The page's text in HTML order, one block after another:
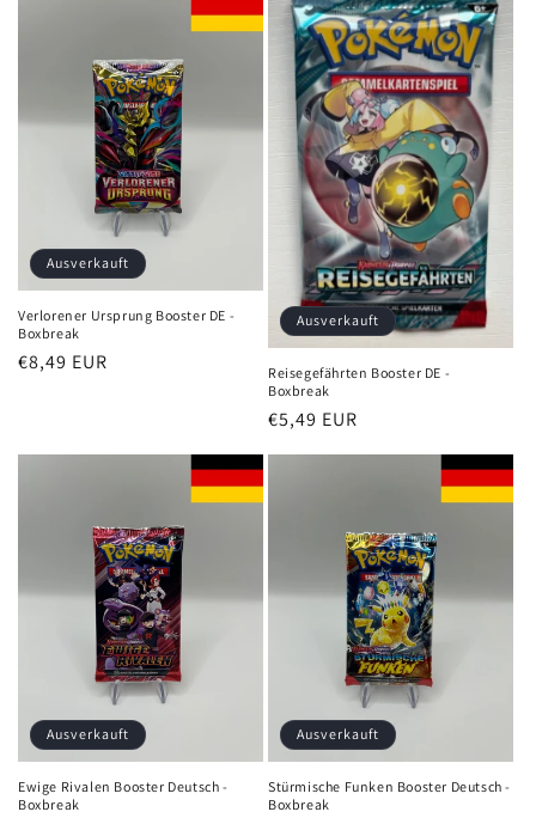
Ausverkauft
Verlorener Ursprung Booster DE -
Boxbreak
Normaler
€8,49 EUR
Ausverkauft
Reisegefährten Booster DE -
Boxbreak
Normaler
Preis
€5,49 EUR
Ausverkauft
Ewige Rivalen Booster Deutsch -
Boxbreak
Ausverkauft
Stürmische Funken Booster Deutsch -
Boxbreak